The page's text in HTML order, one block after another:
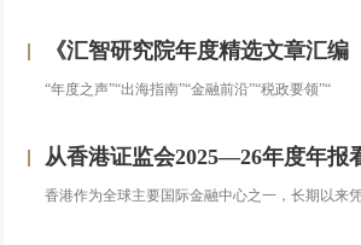
《汇智研究院年度精选文章汇编
“年度之声”“出海指南”“金融前沿”“税政要领”“
从香港证监会2025—26年度年报看香港资本
香港作为全球主要国际金融中心之一，长期以来